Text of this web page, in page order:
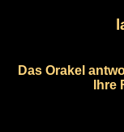
Das Orakel